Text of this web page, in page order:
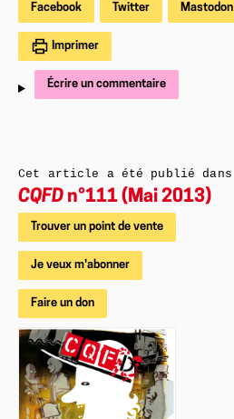
Facebook Twitter Mastodon
Imprimer
Écrire un commentaire
Cet article a été publié dans
CQFD n°111 (Mai 2013)
Trouver un point de vente
Je veux m'abonner
Faire un don